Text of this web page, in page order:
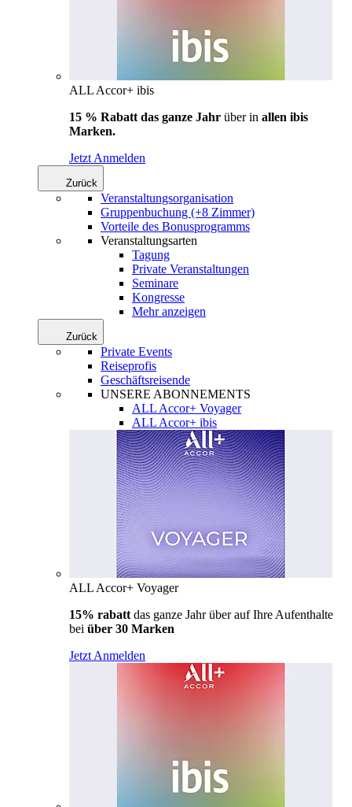
ALL Accor+ ibis
15 % Rabatt das ganze Jahr über in allen ibis
Marken.
Jetzt Anmelden
Zurück
Veranstaltungsorganisation
Gruppenbuchung (+8 Zimmer)
Vorteile des Bonusprogramms
Veranstaltungsarten
Tagung
Private Veranstaltungen
Seminare
Kongresse
Mehr anzeigen
Zurück
Private Events
Reiseprofis
Geschäftsreisende
UNSERE ABONNEMENTS
ALL Accor+ Voyager
ALL Accor+ ibis
ALL Accor+ Voyager
15% rabatt das ganze Jahr über auf Ihre Aufenthalte
bei über 30 Marken
Jetzt Anmelden